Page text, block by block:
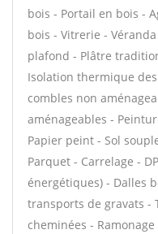
bois - Portail en bois -
bois - Vitrerie -
plafond - Plâtre
Isolation thermique
combles non
aménageables -
Papier peint - Sol
Parquet - Carrelage -
énergétiques) - Dalles
transports de gravats -
cheminées -